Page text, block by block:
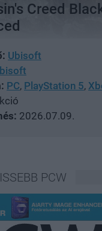
Creed
Ubisoft
PC, PlayStation 5,
2026.07.09.
PCW